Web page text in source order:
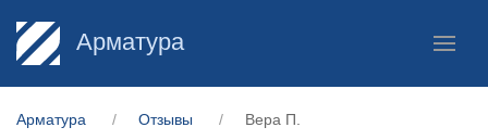
Арматура
Арматура Отзывы Вера П.